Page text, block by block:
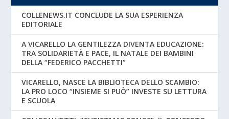
COLLENEWS.IT CONCLUDE LA SUA ESPERIENZA
EDITORIALE
A VICARELLO LA GENTILEZZA DIVENTA EDUCAZIONE:
TRA SOLIDARIETÀ E PACE, IL NATALE DEI BAMBINI
DELLA “FEDERICO PACCHETTI”
VICARELLO, NASCE LA BIBLIOTECA DELLO SCAMBIO:
LA PRO LOCO “INSIEME SI PUÒ” INVESTE SU LETTURA
E SCUOLA